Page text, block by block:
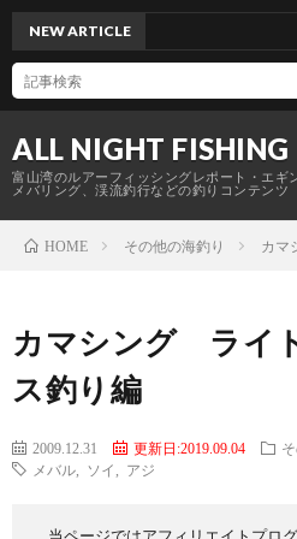
ALL NIGHT FISHING
富山湾のルアーフィッシングレポート・エギ
メバリング、渓流釣行などの釣りコンテンツ
NEW ARTICLE
HOME その他の海釣り カマ
カマシング ライ
ス釣り編
2009.12.31 更新日:2019.09.04
メバル
ソイ アジ